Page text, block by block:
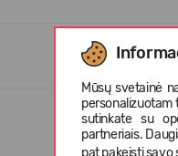
Mūsų svetainė
personalizuotam
sutinkate su
partneriais.
pat pakeisti savo